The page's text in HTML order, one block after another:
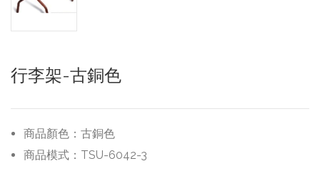
行李架-古銅色
商品顏色： 古銅色
商品模式： TSU-6042-3